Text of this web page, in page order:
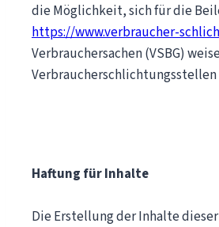
die Möglichkeit, sich für die
https://www.verbraucher-
Verbrauchersachen (VSBG)
Haftung für Inhalte
Die Erstellung der Inhalte